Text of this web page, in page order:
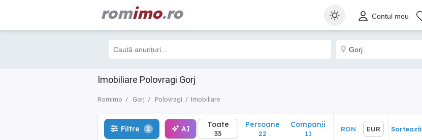
romimo.ro Contul meu
Imobiliare Polovragi Gorj
Romimo Gorj Polovragi Imobiliare
Filtre 2 AI RON EUR Sortează
Filtre 2 AI Toate
33
Persoane
22
Companii
11
RON EUR Sortează